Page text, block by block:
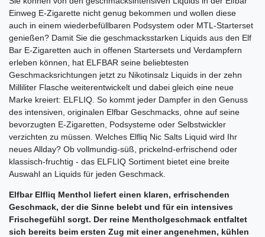
Einweg E-Zigarette nicht genug bekommen und wollen diese
auch in einem wiederbefüllbaren Podsystem oder MTL-Starterset
genießen? Damit Sie die geschmacksstarken Liquids aus den Elf
Bar E-Zigaretten auch in offenen Startersets und Verdampfern
erleben können, hat ELFBAR seine beliebtesten
Geschmacksrichtungen jetzt zu Nikotinsalz Liquids in der zehn
Milliliter Flasche weiterentwickelt und dabei gleich eine neue
Marke kreiert: ELFLIQ. So kommt jeder Dampfer in den Genuss
des intensiven, originalen Elfbar Geschmacks, ohne auf seine
bevorzugten E-Zigaretten, Podsysteme oder Selbstwickler
verzichten zu müssen. Welches Elfliq Nic Salts Liquid wird Ihr
neues Allday? Ob vollmundig-süß, prickelnd-erfrischend oder
klassisch-fruchtig - das ELFLIQ Sortiment bietet eine breite
Auswahl an Liquids für jeden Geschmack.
Elfbar Elfliq Menthol liefert einen klaren, erfrischenden
Geschmack, der die Sinne belebt und für ein intensives
Frischegefühl sorgt. Der reine Mentholgeschmack entfaltet
sich bereits beim ersten Zug mit einer angenehmen, kühlen